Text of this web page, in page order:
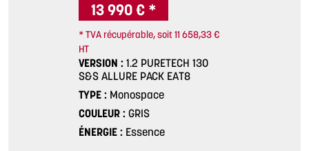
13 990 € *
* TVA récupérable, soit 11 658,33 €
HT
VERSION
1.2 PURETECH 130
S&S ALLURE PACK EAT8
TYPE
Monospace
COULEUR
GRIS
ÉNERGIE
Essence